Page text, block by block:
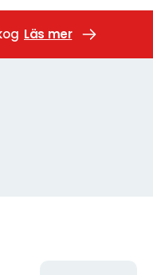
Läs mer